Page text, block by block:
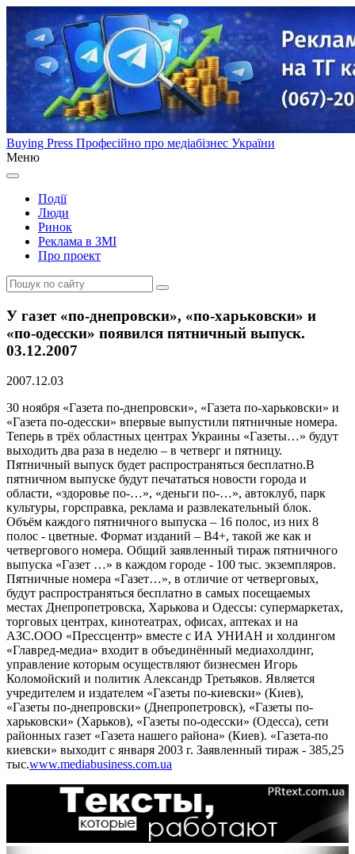
Buying Press Професійно про медіабізнес України
Меню
Події
Люди
Ринок
Реклама в ЗМІ
Про проект
У газет «по-днепровски», «по-харьковски» и
«по-одесски» появился пятничный выпуск.
03.12.2007
2007.12.03
30 ноября «Газета по-днепровски», «Газета по-харьковски» и
«Газета по-одесски» впервые выпустили пятничные номера.
Теперь в трёх областных центрах Украины «Газеты…» будут
выходить два раза в неделю – в четверг и пятницу.
Пятничный выпуск будет распространяться бесплатно.В
пятничном выпуске будут печататься новости города и
области, «здоровье по-…», «деньги по-…», автоклуб, парк
культуры, горсправка, реклама и развлекательный блок.
Объём каждого пятничного выпуска – 16 полос, из них 8
полос - цветные. Формат изданий – В4+, такой же как и
четвергового номера. Общий заявленный тираж пятничного
выпуска «Газет …» в каждом городе - 100 тыс. экземпляров.
Пятничные номера «Газет…», в отличие от четверговых,
будут распространяться бесплатно в самых посещаемых
местах Днепропетровска, Харькова и Одессы: супермаркетах,
торговых центрах, кинотеатрах, офисах, аптеках и на
АЗС.ООО «Прессцентр» вместе с ИА УНИАН и холдингом
«Главред-медиа» входит в объединённый медиахолдинг,
управление которым осуществляют бизнесмен Игорь
Коломойский и политик Александр Третьяков. Является
учредителем и издателем «Газеты по-киевски» (Киев),
«Газеты по-днепровски» (Днепропетровск), «Газеты по-
харьковски» (Харьков), «Газеты по-одесски» (Одесса), сети
районных газет «Газета нашего района» (Киев). «Газета-по
киевски» выходит с января 2003 г. Заявленный тираж - 385,25
тыс.www.mediabusiness.com.ua